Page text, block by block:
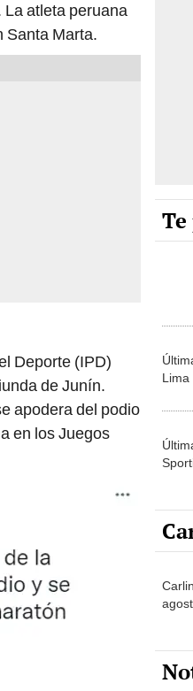
La atleta peruana
Santa Marta.
Deporte (IPD)
de Junín.
apodera del podio
en los Juegos
Lima